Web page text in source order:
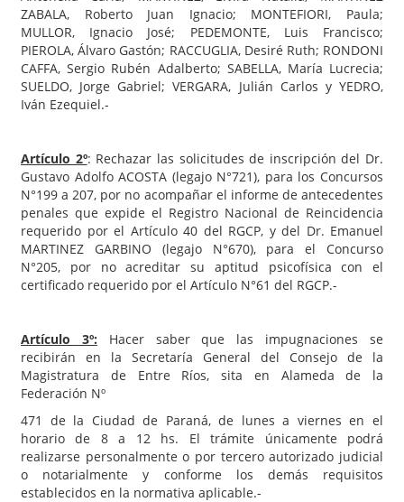
ZABALA, Roberto Juan Ignacio; MONTEFIORI, Paula;
MULLOR, Ignacio José; PEDEMONTE, Luis Francisco;
PIEROLA, Álvaro Gastón; RACCUGLIA, Desiré Ruth; RONDONI
CAFFA, Sergio Rubén Adalberto; SABELLA, María Lucrecia;
SUELDO, Jorge Gabriel; VERGARA, Julián Carlos y YEDRO,
Iván Ezequiel.-
Artículo 2º: Rechazar las solicitudes de inscripción del Dr.
Gustavo Adolfo ACOSTA (legajo N°721), para los Concursos
N°199 a 207, por no acompañar el informe de antecedentes
penales que expide el Registro Nacional de Reincidencia
requerido por el Artículo 40 del RGCP, y del Dr. Emanuel
MARTINEZ GARBINO (legajo N°670), para el Concurso
N°205, por no acreditar su aptitud psicofísica con el
certificado requerido por el Artículo N°61 del RGCP.-
Artículo 3º: Hacer saber que las impugnaciones se
recibirán en la Secretaría General del Consejo de la
Magistratura de Entre Ríos, sita en Alameda de la
Federación Nº
471 de la Ciudad de Paraná, de lunes a viernes en el
horario de 8 a 12 hs. El trámite únicamente podrá
realizarse personalmente o por tercero autorizado judicial
o notarialmente y conforme los demás requisitos
establecidos en la normativa aplicable.-